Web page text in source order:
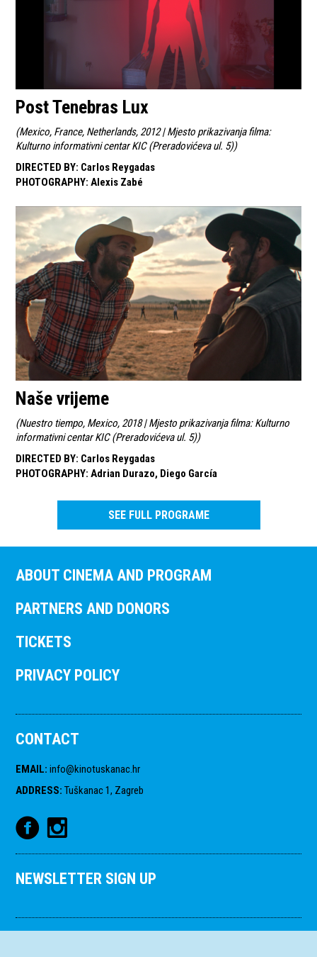
Post Tenebras Lux
(Mexico, France, Netherlands, 2012 | Mjesto prikazivanja filma:
Kulturno informativni centar KIC (Preradovićeva ul. 5))
DIRECTED BY: Carlos Reygadas
PHOTOGRAPHY: Alexis Zabé
Naše vrijeme
(Nuestro tiempo, Mexico, 2018 | Mjesto prikazivanja filma: Kulturno
informativni centar KIC (Preradovićeva ul. 5))
DIRECTED BY: Carlos Reygadas
PHOTOGRAPHY: Adrian Durazo, Diego García
SEE FULL PROGRAME
ABOUT CINEMA AND PROGRAM
PARTNERS AND DONORS
TICKETS
PRIVACY POLICY
CONTACT
EMAIL: info@kinotuskanac.hr
ADDRESS: Tuškanac 1, Zagreb
NEWSLETTER SIGN UP